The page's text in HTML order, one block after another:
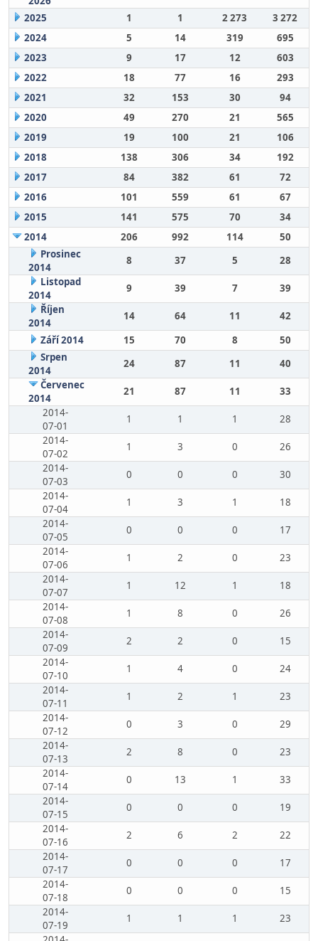
2025
1 1 2 273
3 272
2024
5 14 319
695
2023
9 17 12
603
2022
18 77 16
293
2021
32 153 30
94
2020
49 270 21
565
2019
19 100 21
106
2018
138 306 34
192
2017
84 382 61
72
2016
101 559 61
67
2015
141 575 70
34
2014
206 992 114
50
Prosinec
2014
8 37 5
28
Listopad
2014
9 39 7
39
Říjen
2014
14 64 11
42
Září 2014
15 70 8
50
Srpen
2014
24 87 11
40
Červenec
2014
21 87 11
33
2014-
07-01
1 1 1
28
2014-
07-02
1 3 0
26
2014-
07-03
0 0 0
30
2014-
07-04
1 3 1
18
2014-
07-05
0 0 0
17
2014-
07-06
1 2 0
23
2014-
07-07
1 12 1
18
2014-
07-08
1 8 0
26
2014-
07-09
2 2 0
15
2014-
07-10
1 4 0
24
2014-
07-11
1 2 1
23
2014-
07-12
0 3 0
29
2014-
07-13
2 8 0
23
2014-
07-14
0 13 1
33
2014-
07-15
0 0 0
19
2014-
07-16
2 6 2
22
2014-
07-17
0 0 0
17
2014-
07-18
0 0 0
15
2014-
07-19
1 1 1
23